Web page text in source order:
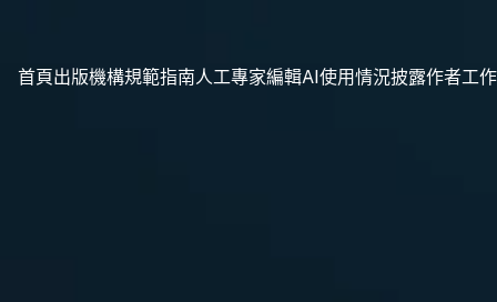
首頁出版機構規範指南人工專家編輯AI使用情況披露作者工